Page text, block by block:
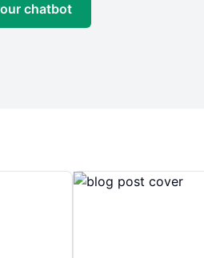
chatbot